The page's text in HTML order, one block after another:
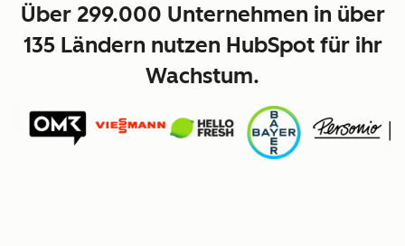
Über 299.000 Unternehmen in über
135 Ländern nutzen HubSpot für ihr
Wachstum.